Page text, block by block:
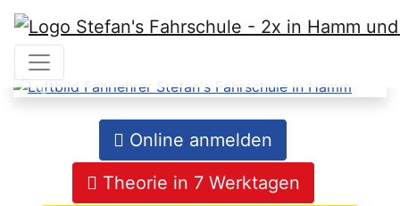
vorheriges Foto
Online anmelden
Theorie in 7 Werktagen